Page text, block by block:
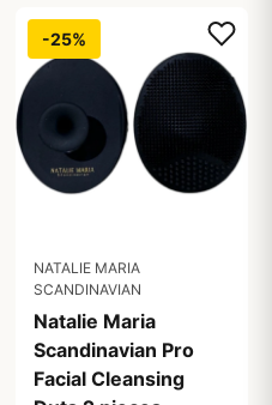
-25%
NATALIE MARIA
SCANDINAVIAN
Natalie Maria
Scandinavian Pro
Facial Cleansing